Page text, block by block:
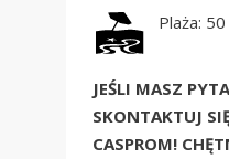
Plaża:
JEŚLI MASZ
SKONTAKTUJ
CASPROM!